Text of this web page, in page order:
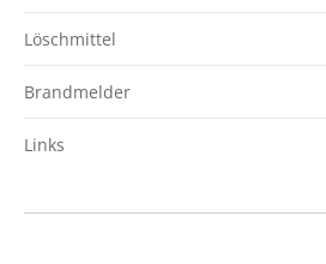
Löschmittel
Brandmelder
Links